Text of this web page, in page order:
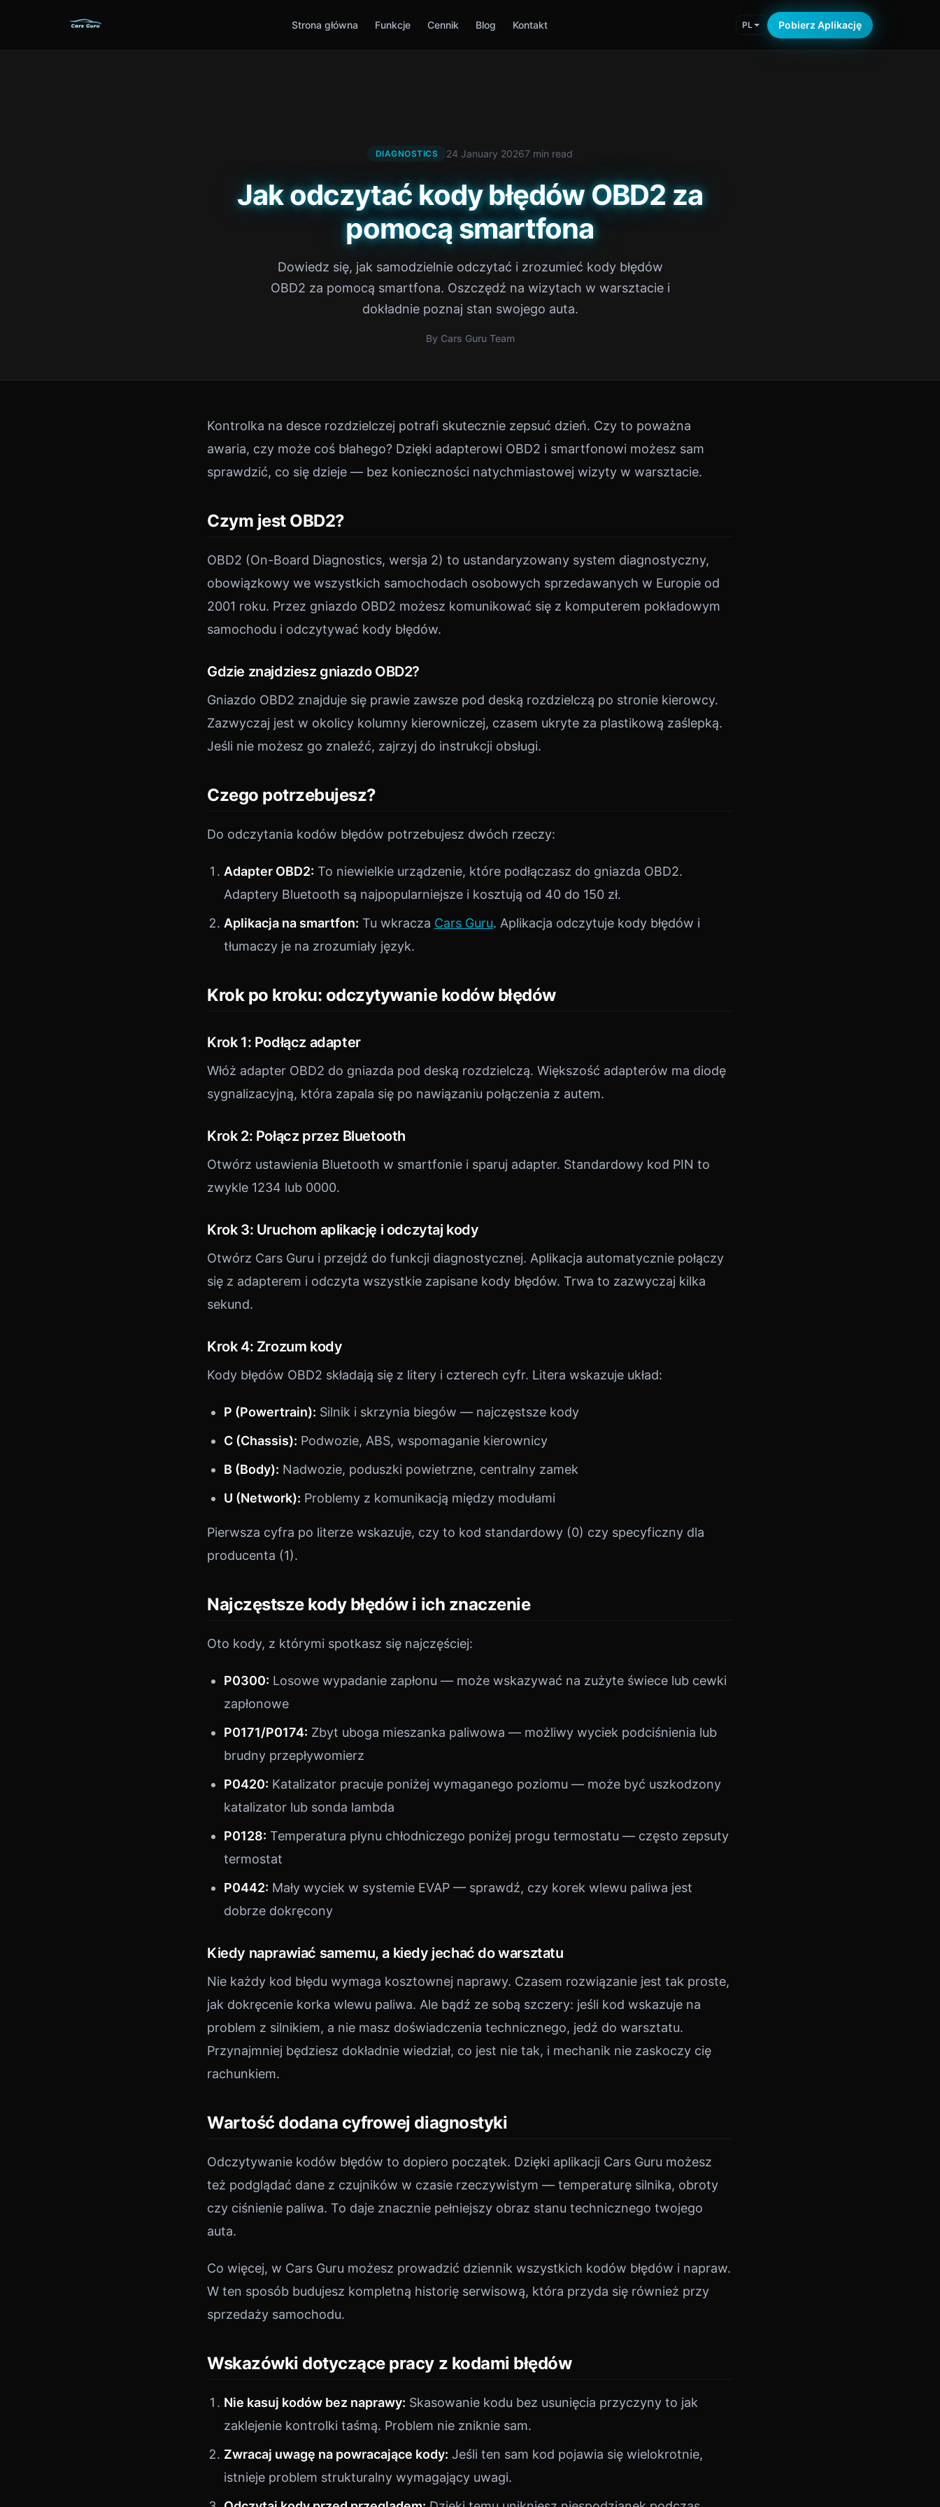
Strona główna Funkcje Cennik Blog Kontakt PL Pobierz Aplikację
DIAGNOSTICS 24 January 20267 min read
Jak odczytać kody błędów OBD2 za
pomocą smartfona
Dowiedz się, jak samodzielnie odczytać i zrozumieć kody błędów
OBD2 za pomocą smartfona. Oszczędź na wizytach w warsztacie i
dokładnie poznaj stan swojego auta.
By Cars Guru Team
Kontrolka na desce rozdzielczej potrafi skutecznie zepsuć dzień. Czy to poważna
awaria, czy może coś błahego? Dzięki adapterowi OBD2 i smartfonowi możesz sam
sprawdzić, co się dzieje — bez konieczności natychmiastowej wizyty w warsztacie.
Czym jest OBD2?
OBD2 (On-Board Diagnostics, wersja 2) to ustandaryzowany system diagnostyczny,
obowiązkowy we wszystkich samochodach osobowych sprzedawanych w Europie od
2001 roku. Przez gniazdo OBD2 możesz komunikować się z komputerem pokładowym
samochodu i odczytywać kody błędów.
Gdzie znajdziesz gniazdo OBD2?
Gniazdo OBD2 znajduje się prawie zawsze pod deską rozdzielczą po stronie kierowcy.
Zazwyczaj jest w okolicy kolumny kierowniczej, czasem ukryte za plastikową zaślepką.
Jeśli nie możesz go znaleźć, zajrzyj do instrukcji obsługi.
Czego potrzebujesz?
Do odczytania kodów błędów potrzebujesz dwóch rzeczy:
Adapter OBD2: To niewielkie urządzenie, które podłączasz do gniazda OBD2.
Adaptery Bluetooth są najpopularniejsze i kosztują od 40 do 150 zł.
Aplikacja na smartfon: Tu wkracza Cars Guru. Aplikacja odczytuje kody błędów i
tłumaczy je na zrozumiały język.
Krok po kroku: odczytywanie kodów błędów
Krok 1: Podłącz adapter
Włóż adapter OBD2 do gniazda pod deską rozdzielczą. Większość adapterów ma diodę
sygnalizacyjną, która zapala się po nawiązaniu połączenia z autem.
Krok 2: Połącz przez Bluetooth
Otwórz ustawienia Bluetooth w smartfonie i sparuj adapter. Standardowy kod PIN to
zwykle 1234 lub 0000.
Krok 3: Uruchom aplikację i odczytaj kody
Otwórz Cars Guru i przejdź do funkcji diagnostycznej. Aplikacja automatycznie połączy
się z adapterem i odczyta wszystkie zapisane kody błędów. Trwa to zazwyczaj kilka
sekund.
Krok 4: Zrozum kody
Kody błędów OBD2 składają się z litery i czterech cyfr. Litera wskazuje układ:
P (Powertrain): Silnik i skrzynia biegów — najczęstsze kody
C (Chassis): Podwozie, ABS, wspomaganie kierownicy
B (Body): Nadwozie, poduszki powietrzne, centralny zamek
U (Network): Problemy z komunikacją między modułami
Pierwsza cyfra po literze wskazuje, czy to kod standardowy (0) czy specyficzny dla
producenta (1).
Najczęstsze kody błędów i ich znaczenie
Oto kody, z którymi spotkasz się najczęściej:
P0300: Losowe wypadanie zapłonu — może wskazywać na zużyte świece lub cewki
zapłonowe
P0171/P0174: Zbyt uboga mieszanka paliwowa — możliwy wyciek podciśnienia lub
brudny przepływomierz
P0420: Katalizator pracuje poniżej wymaganego poziomu — może być uszkodzony
katalizator lub sonda lambda
P0128: Temperatura płynu chłodniczego poniżej progu termostatu — często zepsuty
termostat
P0442: Mały wyciek w systemie EVAP — sprawdź, czy korek wlewu paliwa jest
dobrze dokręcony
Kiedy naprawiać samemu, a kiedy jechać do warsztatu
Nie każdy kod błędu wymaga kosztownej naprawy. Czasem rozwiązanie jest tak proste,
jak dokręcenie korka wlewu paliwa. Ale bądź ze sobą szczery: jeśli kod wskazuje na
problem z silnikiem, a nie masz doświadczenia technicznego, jedź do warsztatu.
Przynajmniej będziesz dokładnie wiedział, co jest nie tak, i mechanik nie zaskoczy cię
rachunkiem.
Wartość dodana cyfrowej diagnostyki
Odczytywanie kodów błędów to dopiero początek. Dzięki aplikacji Cars Guru możesz
też podglądać dane z czujników w czasie rzeczywistym — temperaturę silnika, obroty
czy ciśnienie paliwa. To daje znacznie pełniejszy obraz stanu technicznego twojego
auta.
Co więcej, w Cars Guru możesz prowadzić dziennik wszystkich kodów błędów i napraw.
W ten sposób budujesz kompletną historię serwisową, która przyda się również przy
sprzedaży samochodu.
Wskazówki dotyczące pracy z kodami błędów
Nie kasuj kodów bez naprawy: Skasowanie kodu bez usunięcia przyczyny to jak
zaklejenie kontrolki taśmą. Problem nie zniknie sam.
Zwracaj uwagę na powracające kody: Jeśli ten sam kod pojawia się wielokrotnie,
istnieje problem strukturalny wymagający uwagi.